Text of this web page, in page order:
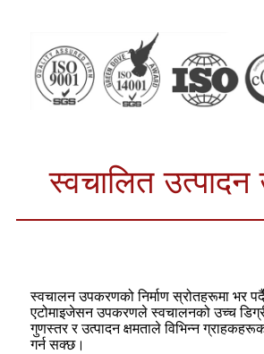
स्वचालित
स्वचालन उपकरणको निर्माण स्रोतहरूमा भर
एटोमाइजेसन उपकरणले स्वचालनको उच्च
गुणस्तर र उत्पादन क्षमताले विभिन्न
गर्न सक्छ।